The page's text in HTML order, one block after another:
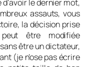
le dernier mot,
assauts, vous
la décision prise
être modifiée
être un dictateur,
(je n’ose pas écrire